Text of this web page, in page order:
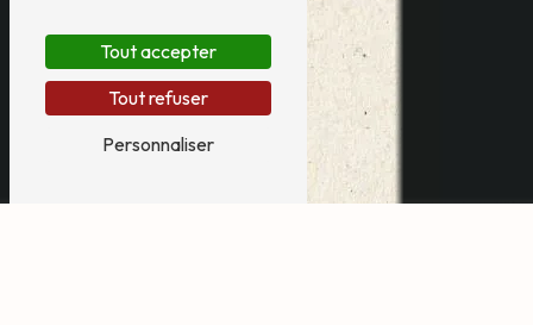
Tout accepter
Tout refuser
Personnaliser